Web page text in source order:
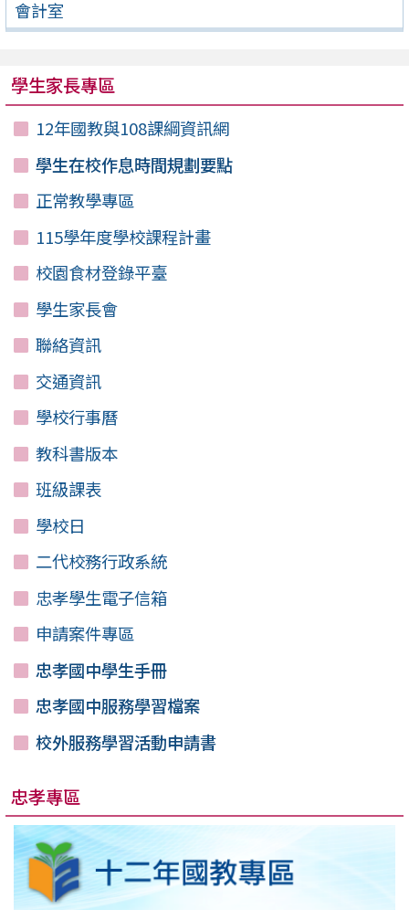
會計室
學生家長專區
12年國教與108課綱資訊網
學生在校作息時間規劃要點
正常教學專區
115學年度學校課程計畫
校園食材登錄平臺
學生家長會
聯絡資訊
交通資訊
學校行事曆
教科書版本
班級課表
學校日
二代校務行政系統
忠孝學生電子信箱
申請案件專區
忠孝國中學生手冊
忠孝國中服務學習檔案
校外服務學習活動申請書
忠孝專區